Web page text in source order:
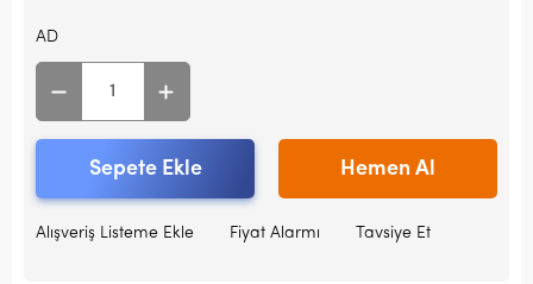
AD
Sepete Ekle Hemen Al
Alışveriş Listeme Ekle Fiyat Alarmı Tavsiye Et